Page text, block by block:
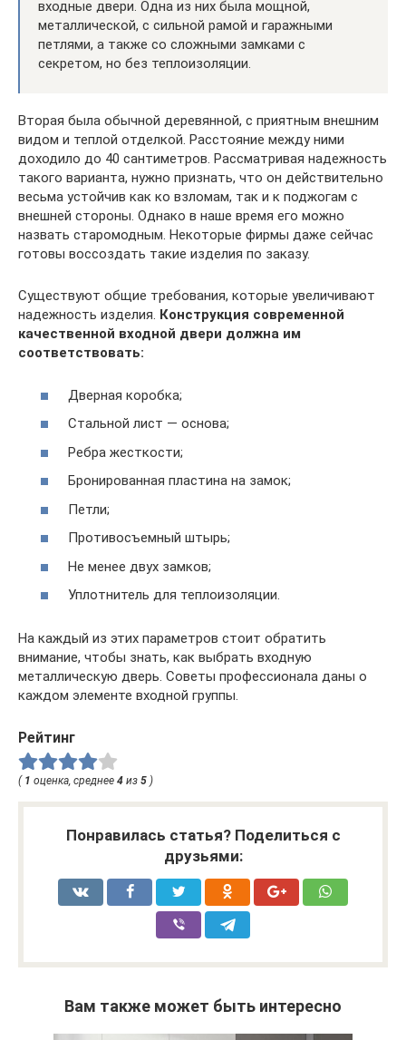
входные двери. Одна из них была мощной,
металлической, с сильной рамой и гаражными
петлями, а также со сложными замками с
секретом, но без теплоизоляции.
Вторая была обычной деревянной, с приятным внешним
видом и теплой отделкой. Расстояние между ними
доходило до 40 сантиметров. Рассматривая надежность
такого варианта, нужно признать, что он действительно
весьма устойчив как ко взломам, так и к поджогам с
внешней стороны. Однако в наше время его можно
назвать старомодным. Некоторые фирмы даже сейчас
готовы воссоздать такие изделия по заказу.
Существуют общие требования, которые увеличивают
надежность изделия. Конструкция современной
качественной входной двери должна им
соответствовать:
Дверная коробка;
Стальной лист — основа;
Ребра жесткости;
Бронированная пластина на замок;
Петли;
Противосъемный штырь;
Не менее двух замков;
Уплотнитель для теплоизоляции.
На каждый из этих параметров стоит обратить
внимание, чтобы знать, как выбрать входную
металлическую дверь. Советы профессионала даны о
каждом элементе входной группы.
Рейтинг
( 1 оценка, среднее 4 из 5 )
Понравилась статья? Поделиться с
друзьями:
Вам также может быть интересно